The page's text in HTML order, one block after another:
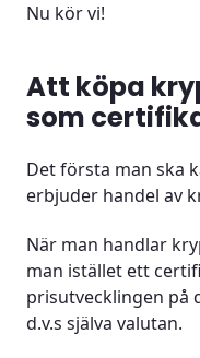
Nu kör vi!
Att köpa
som
Det första man ska
erbjuder handel av
När man handlar
man istället ett
prisutvecklingen på
d.v.s själva valutan.